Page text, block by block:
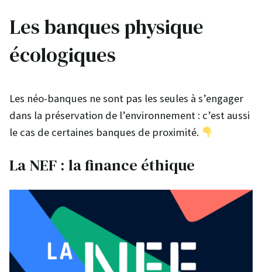
Les banques physique
écologiques
Les néo-banques ne sont pas les seules à s’engager
dans la préservation de l’environnement : c’est aussi
le cas de certaines banques de proximité.
La NEF : la finance éthique